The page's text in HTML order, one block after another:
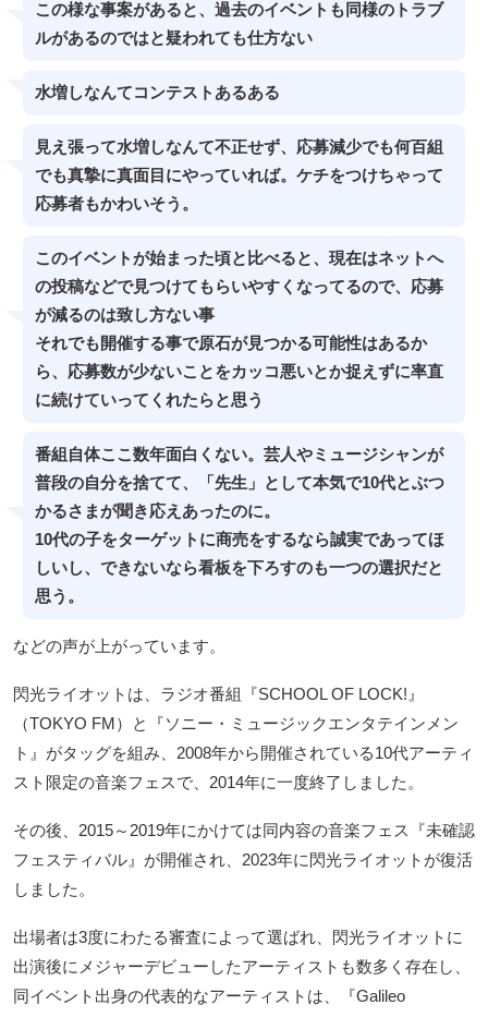
この様な事案があると、過去のイベントも同様のトラブ
ルがあるのではと疑われても仕方ない
水増しなんてコンテストあるある
見え張って水増しなんて不正せず、応募減少でも何百組
でも真摯に真面目にやっていれば。ケチをつけちゃって
応募者もかわいそう。
このイベントが始まった頃と比べると、現在はネットへ
の投稿などで見つけてもらいやすくなってるので、応募
が減るのは致し方ない事
それでも開催する事で原石が見つかる可能性はあるか
ら、応募数が少ないことをカッコ悪いとか捉えずに率直
に続けていってくれたらと思う
番組自体ここ数年面白くない。芸人やミュージシャンが
普段の自分を捨てて、「先生」として本気で10代とぶつ
かるさまが聞き応えあったのに。
10代の子をターゲットに商売をするなら誠実であってほ
しいし、できないなら看板を下ろすのも一つの選択だと
思う。
などの声が上がっています。
閃光ライオットは、ラジオ番組『SCHOOL OF LOCK!』
（TOKYO FM）と『ソニー・ミュージックエンタテインメン
ト』がタッグを組み、2008年から開催されている10代アーティ
スト限定の音楽フェスで、2014年に一度終了しました。
その後、2015～2019年にかけては同内容の音楽フェス『未確認
フェスティバル』が開催され、2023年に閃光ライオットが復活
しました。
出場者は3度にわたる審査によって選ばれ、閃光ライオットに
出演後にメジャーデビューしたアーティストも数多く存在し、
同イベント出身の代表的なアーティストは、『Galileo